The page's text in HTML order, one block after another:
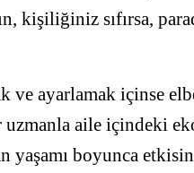
kişiliğiniz sıfırsa,
ayarlamak içinse
uzmanla aile içindeki
yaşamı boyunca